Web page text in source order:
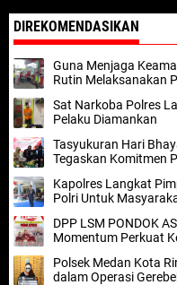
DIREKOMENDASIKAN
Guna Menjaga
Rutin Melaksanakan
Sat Narkoba Polres
Pelaku Diamankan
Tasyukuran Hari
Tegaskan Komitmen
Kapolres Langkat
Polri Untuk
DPP LSM PONDOK
Momentum Perkuat
Polsek Medan Kota
dalam Operasi